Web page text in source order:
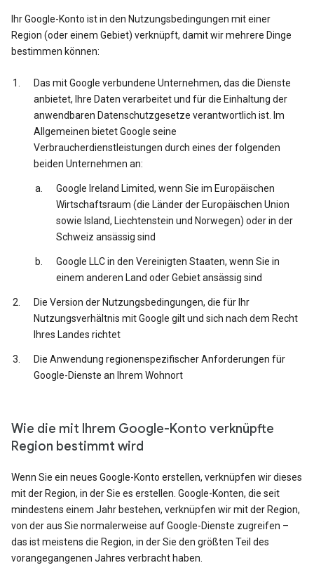
Ihr Google-Konto ist in den Nutzungsbedingungen mit einer
Region (oder einem Gebiet) verknüpft, damit wir mehrere Dinge
bestimmen können:
Das mit Google verbundene Unternehmen, das die Dienste
anbietet, Ihre Daten verarbeitet und für die Einhaltung der
anwendbaren Datenschutzgesetze verantwortlich ist. Im
Allgemeinen bietet Google seine
Verbraucherdienstleistungen durch eines der folgenden
beiden Unternehmen an:
Google Ireland Limited, wenn Sie im Europäischen
Wirtschaftsraum (die Länder der Europäischen Union
sowie Island, Liechtenstein und Norwegen) oder in der
Schweiz ansässig sind
Google LLC in den Vereinigten Staaten, wenn Sie in
einem anderen Land oder Gebiet ansässig sind
Die Version der Nutzungsbedingungen, die für Ihr
Nutzungsverhältnis mit Google gilt und sich nach dem Recht
Ihres Landes richtet
Die Anwendung regionenspezifischer Anforderungen für
Google-Dienste an Ihrem Wohnort
Wie die mit Ihrem Google-Konto verknüpfte
Region bestimmt wird
Wenn Sie ein neues Google-Konto erstellen, verknüpfen wir dieses
mit der Region, in der Sie es erstellen. Google-Konten, die seit
mindestens einem Jahr bestehen, verknüpfen wir mit der Region,
von der aus Sie normalerweise auf Google-Dienste zugreifen –
das ist meistens die Region, in der Sie den größten Teil des
vorangegangenen Jahres verbracht haben.